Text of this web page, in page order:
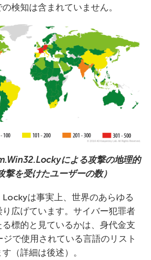
検知は含まれていません。
による攻撃の地理的
撃を受けたユーザーの数）
Lockyは事実上、世界のあらゆる
広げています。サイバー犯罪者
標的と見ているかは、身代金支
で使用されている言語のリスト
（詳細は後述）。